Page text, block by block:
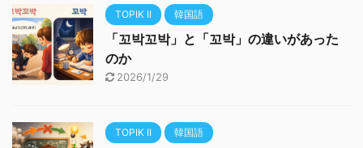
TOPIK II 韓国語
「꼬박꼬박」と「꼬박」の違いがあった
のか
2026/1/29
TOPIK II 韓国語